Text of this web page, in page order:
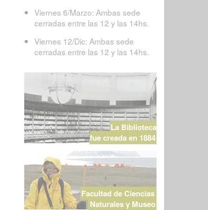
Viernes 6/Marzo: Ambas sede
cerradas entre las 12 y las 14hs.
Viernes 12/Dic: Ambas sede
cerradas entre las 12 y las 14hs.
La Biblioteca
fue creada en 1884
Facultad de Ciencias
Naturales y Museo